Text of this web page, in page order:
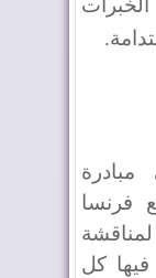
.
فرنسا
فيها كل